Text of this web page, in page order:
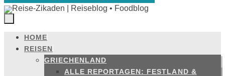
Zum
Inhalt
springen
HOME
REISEN
GRIECHENLAND
ALLE REPORTAGEN: FESTLAND &